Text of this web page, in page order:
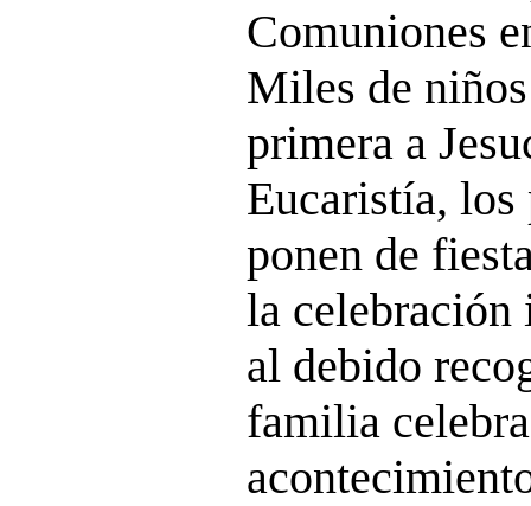
Comuniones
Miles de
primera a
Eucaristía, los
ponen de
la celebración
al debido
familia